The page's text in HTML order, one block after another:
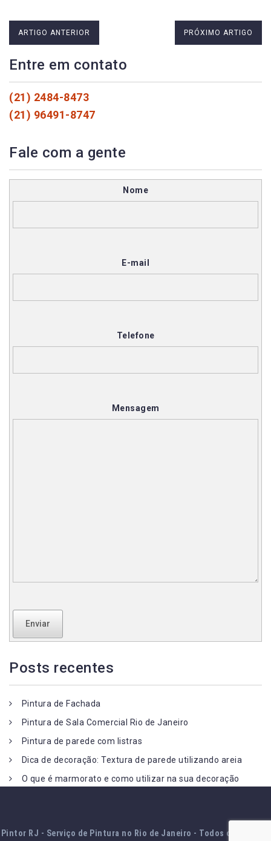
ARTIGO ANTERIOR PRÓXIMO ARTIGO
Entre em contato
(21) 2484-8473
(21) 96491-8747
Fale com a gente
Nome
E-mail
Telefone
Mensagem
Enviar
Posts recentes
Pintura de Fachada
Pintura de Sala Comercial Rio de Janeiro
Pintura de parede com listras
Dica de decoração: Textura de parede utilizando areia
O que é marmorato e como utilizar na sua decoração
Pintor RJ - Serviço de Pintura no Rio de Janeiro - Todos os direitos